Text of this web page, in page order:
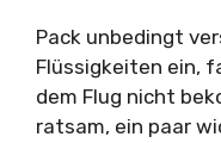
Pack unbedingt
Flüssigkeiten ein,
dem Flug nicht
ratsam, ein paar